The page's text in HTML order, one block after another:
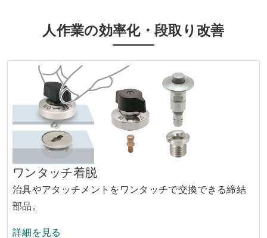
人作業の効率化・段取り改善
ワンタッチ着脱
治具やアタッチメントをワンタッチで交換できる締結
部品。
ワンタッチ着脱の
詳細を見る